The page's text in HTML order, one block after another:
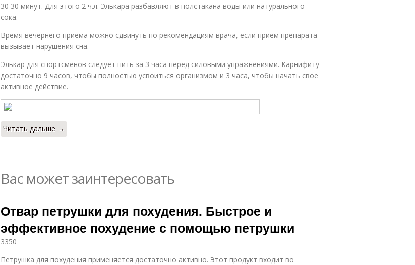
30 30 минут. Для этого 2 ч.л. Элькара разбавляют в полстакана воды или натурального
сока.
Время вечернего приема можно сдвинуть по рекомендациям врача, если прием препарата
вызывает нарушения сна.
Элькар для спортсменов следует пить за 3 часа перед силовыми упражнениями. Карнифиту
достаточно 9 часов, чтобы полностью усвоиться организмом и 3 часа, чтобы начать свое
активное действие.
Читать дальше →
Вас может заинтересовать
Отвар петрушки для похудения. Быстрое и
эффективное похудение с помощью петрушки
3350
Петрушка для похудения применяется достаточно активно. Этот продукт входит во